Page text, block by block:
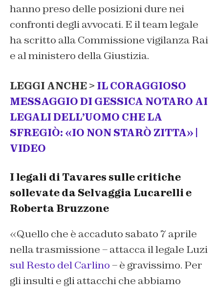
hanno preso delle posizioni dure nei
confronti degli avvocati. E il team legale
ha scritto alla Commissione vigilanza Rai
e al ministero della Giustizia.
LEGGI ANCHE > IL CORAGGIOSO
MESSAGGIO DI GESSICA NOTARO AI
LEGALI DELL’UOMO CHE LA
SFREGIÒ: «IO NON STARÒ ZITTA» |
VIDEO
I legali di Tavares sulle critiche
sollevate da Selvaggia Lucarelli e
Roberta Bruzzone
«Quello che è accaduto sabato 7 aprile
nella trasmissione– attacca il legale Luzi
sul Resto del Carlino– è gravissimo. Per
gli insulti e gli attacchi che abbiamo